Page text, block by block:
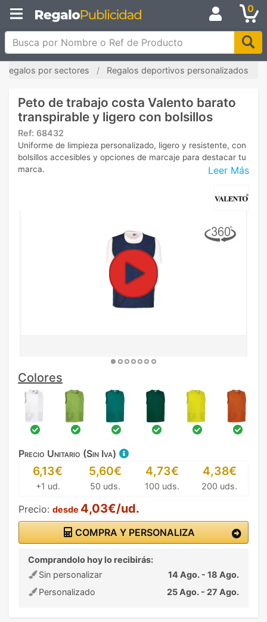
0
Busca por Nombre o Ref de Producto
Regalos por sectores Regalos deportivos personalizados
Peto de trabajo costa Valento barato
transpirable y ligero con bolsillos
Ref: 68432
Leer Más
Uniforme de limpieza personalizado, ligero y resistente, con
bolsillos accesibles y opciones de marcaje para destacar tu
marca.
Colores
Precio Unitario (Sin Iva)
6,13€
+1 ud.
5,60€
50 uds.
4,73€
100 uds.
4,38€
200 uds.
Precio: desde 4,03€/ud.
COMPRA Y PERSONALIZA
Comprandolo hoy lo recibirás:
Sin personalizar
14 Ago. - 18 Ago.
Personalizado
25 Ago. - 27 Ago.